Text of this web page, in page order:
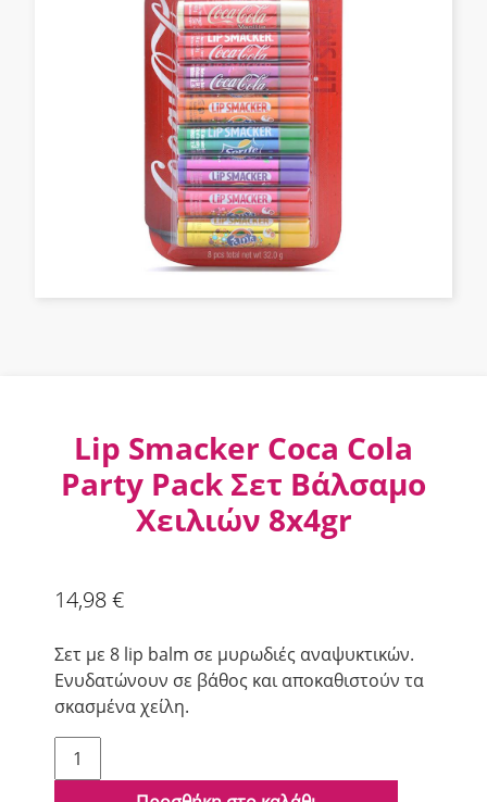
Lip Smacker Coca Cola
Party Pack Σετ Βάλσαμο
Χειλιών 8x4gr
14,98€
Σετ με 8 lip balm σε μυρωδιές αναψυκτικών.
Ενυδατώνουν σε βάθος και αποκαθιστούν τα
σκασμένα χείλη.
Lip
Smacker